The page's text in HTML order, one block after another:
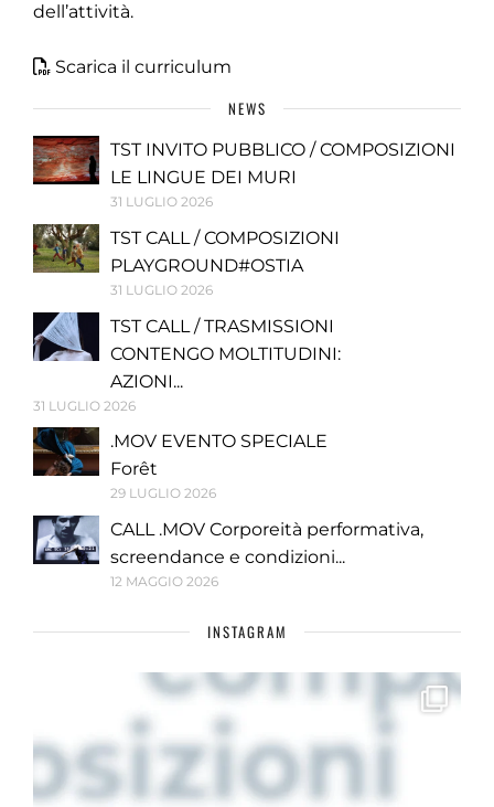
dell’attività.
Scarica il curriculum
NEWS
TST INVITO PUBBLICO / COMPOSIZIONI
LE LINGUE DEI MURI
31 LUGLIO 2026
TST CALL / COMPOSIZIONI
PLAYGROUND#OSTIA
31 LUGLIO 2026
TST CALL / TRASMISSIONI
CONTENGO MOLTITUDINI:
AZIONI...
31 LUGLIO 2026
.MOV EVENTO SPECIALE
Forêt
29 LUGLIO 2026
CALL .MOV Corporeità performativa,
screendance e condizioni...
12 MAGGIO 2026
INSTAGRAM